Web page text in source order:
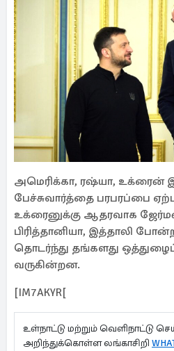
அமெரிக்கா, ரஷ்யா, உக்ரைன்
பேச்சுவார்த்தை பரபரப்பை
உக்ரைனுக்கு ஆதரவாக
பிரித்தானியா, இத்தாலி
தொடர்ந்து தங்களது
வருகின்றன.
[IM7AKYR[
உள்நாட்டு மற்றும் வெளிநாட்டு
அறிந்துக்கொள்ள லங்காசிறி